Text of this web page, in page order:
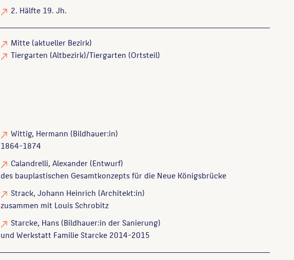
2. Hälfte 19. Jh.
Mitte (aktueller Bezirk)
Tiergarten (Altbezirk)/Tiergarten (Ortsteil)
Wittig, Hermann (Bildhauer:in)
1864-1874
Calandrelli, Alexander (Entwurf)
des bauplastischen Gesamtkonzepts für die Neue Königsbrücke
Strack, Johann Heinrich (Architekt:in)
zusammen mit Louis Schrobitz
Starcke, Hans (Bildhauer:in der Sanierung)
und Werkstatt Familie Starcke 2014-2015